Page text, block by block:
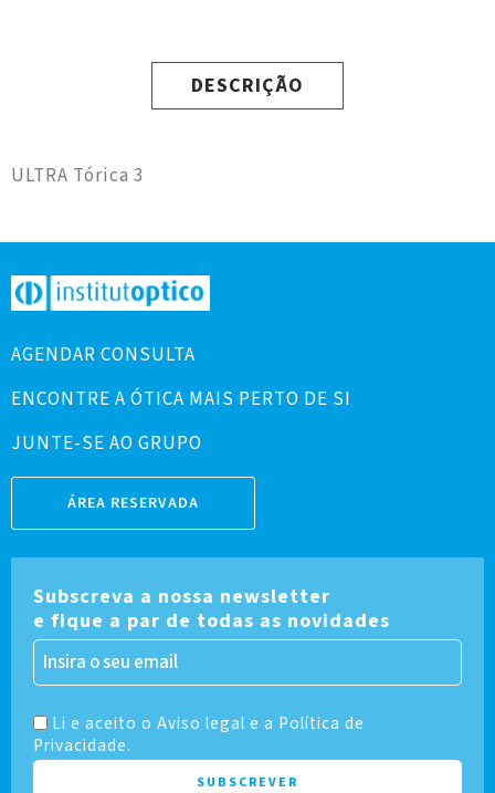
DESCRIÇÃO
ULTRA Tórica 3
AGENDAR CONSULTA
ENCONTRE A ÓTICA MAIS PERTO DE SI
JUNTE-SE AO GRUPO
ÁREA RESERVADA
Subscreva a nossa newsletter
e fique a par de todas as novidades
Li e aceito o Aviso legal e a Política de
Privacidade.